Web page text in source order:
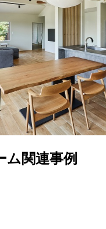
関連事例